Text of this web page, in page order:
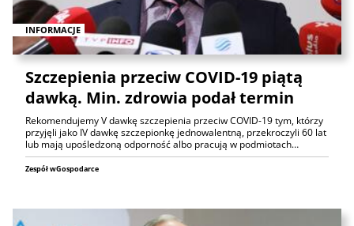
INFORMACJE
Szczepienia przeciw COVID-19 piątą
dawką. Min. zdrowia podał termin
Rekomendujemy V dawkę szczepienia przeciw COVID-19 tym, którzy
przyjęli jako IV dawkę szczepionkę jednowalentną, przekroczyli 60 lat
lub mają upośledzoną odporność albo pracują w podmiotach…
Zespół wGospodarce